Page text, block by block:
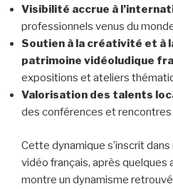
Visibilité accrue à
professionnels venus du
Soutien à la créativité et à
patrimoine vidéoludique
expositions et ateliers
Valorisation des talents
des conférences et
Cette dynamique s’inscrit
vidéo français, après quelques
montre un dynamisme